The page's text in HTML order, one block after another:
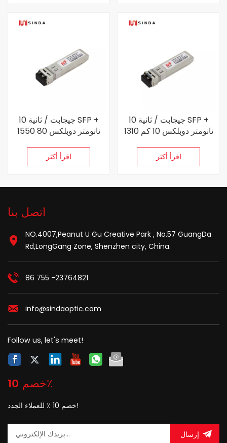
10 جيجابت / ثانية SFP +
1550 نانومتر دوبلكس 80
اقرأ أكثر
10 جيجابت / ثانية SFP +
1310 نانومتر دوبلكس 10 كم
اقرأ أكثر
اتصل بنا
NO.4007,Peanut U Gu Creative Park , No.57 GuangDa
Rd,LongGang Zone, Shenzhen city, China.
86 755 -23764821
info@sindaoptic.com
Follow us, let's meet!
خصم 10٪
خصم 10 ٪ للعملاء الجدد!
إرسال